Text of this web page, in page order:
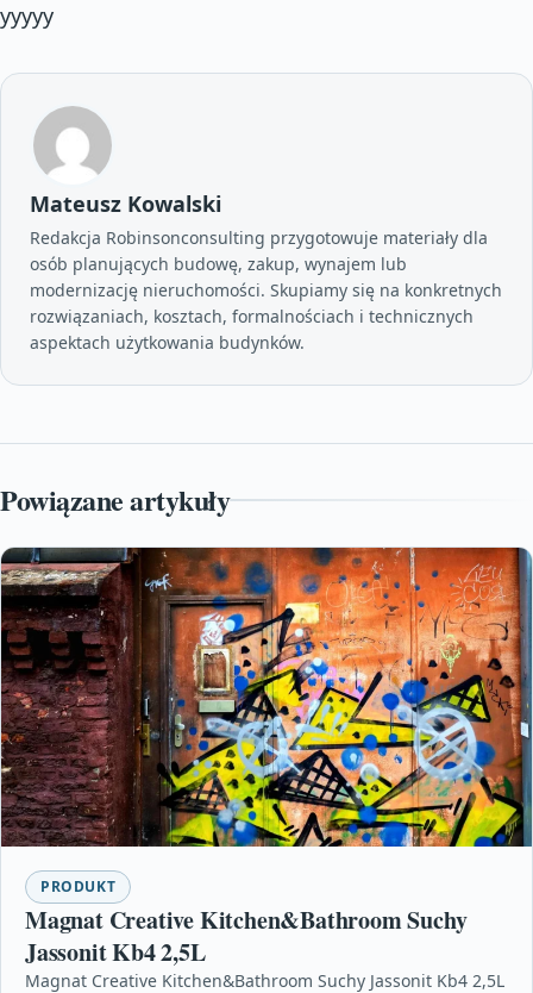
yyyyy
Mateusz Kowalski
Redakcja Robinsonconsulting przygotowuje materiały dla
osób planujących budowę, zakup, wynajem lub
modernizację nieruchomości. Skupiamy się na konkretnych
rozwiązaniach, kosztach, formalnościach i technicznych
aspektach użytkowania budynków.
Powiązane artykuły
PRODUKT
Magnat Creative Kitchen&Bathroom Suchy
Jassonit Kb4 2,5L
Magnat Creative Kitchen&Bathroom Suchy Jassonit Kb4 2,5L